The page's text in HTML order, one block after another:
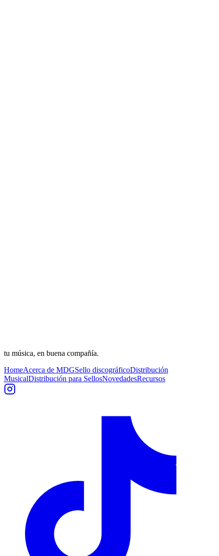
tu música, en buena compañía.
HomeAcerca de MDGSello discográficoDistribución
MusicalDistribución para SellosNovedadesRecursos